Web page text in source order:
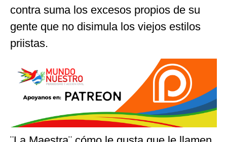
contra suma los excesos propios de su
gente que no disimula los viejos estilos
priistas.